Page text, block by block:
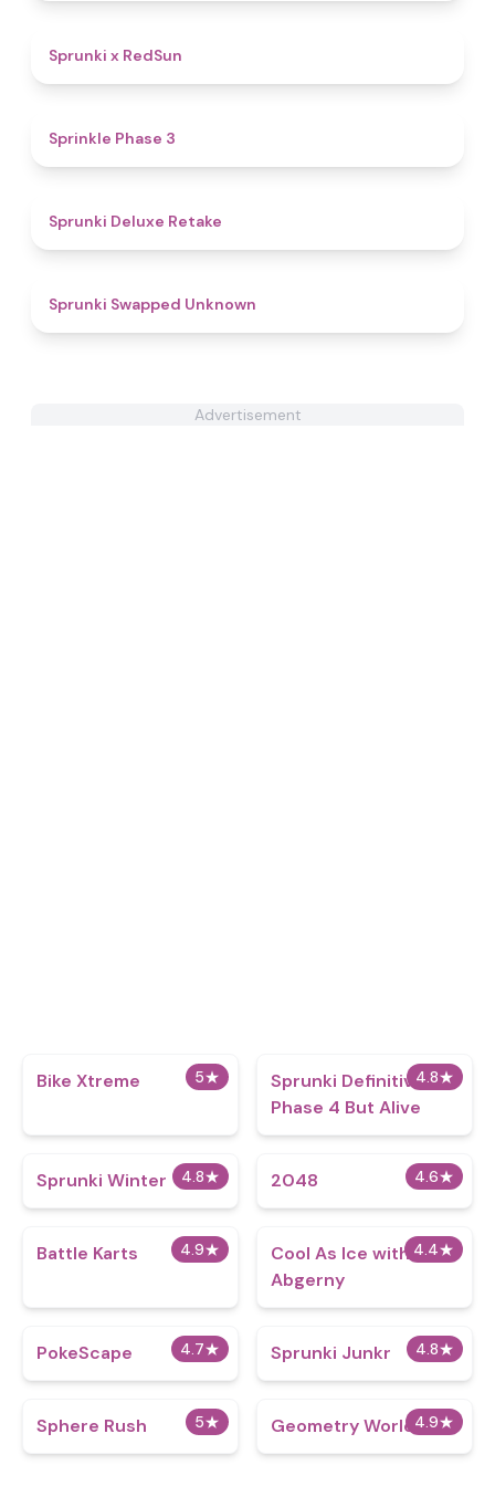
Sprunki x RedSun
Sprinkle Phase 3
Sprunki Deluxe Retake
Sprunki Swapped Unknown
Advertisement
5★
Bike Xtreme 4.8★
Sprunki Definitive
Phase 4 But Alive
4.8★
Sprunki Winter 4.6★
2048
4.9★
Battle Karts 4.4★
Cool As Ice with
Abgerny
4.7★
PokeScape 4.8★
Sprunki Junkr
5★
Sphere Rush 4.9★
Geometry World